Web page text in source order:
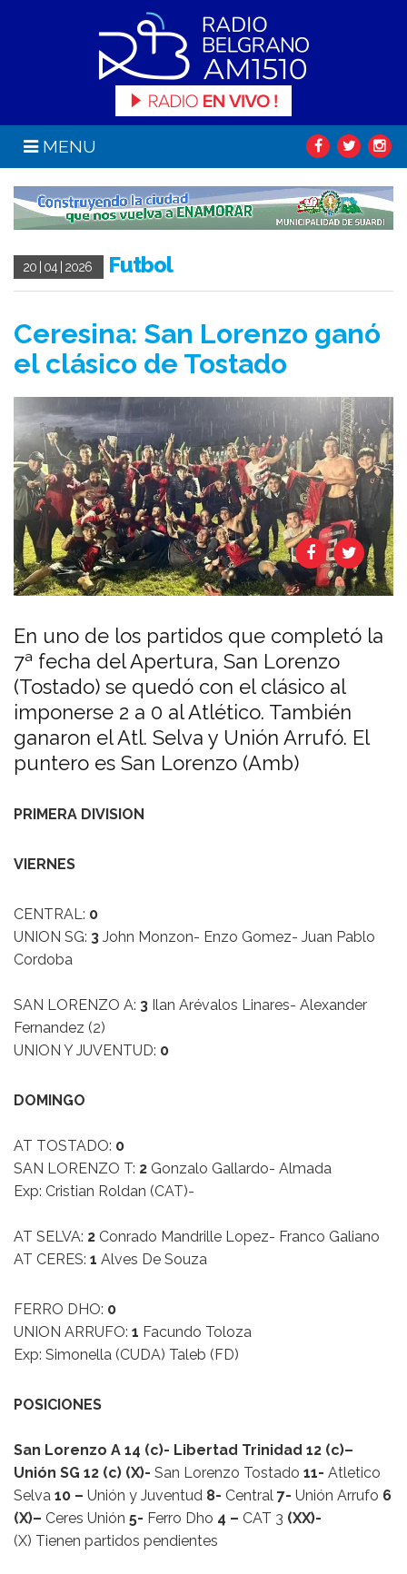
MENU
20 | 04 | 2026 Futbol
Ceresina: San Lorenzo ganó
el clásico de Tostado
En uno de los partidos que completó la
7ª fecha del Apertura, San Lorenzo
(Tostado) se quedó con el clásico al
imponerse 2 a 0 al Atlético. También
ganaron el Atl. Selva y Unión Arrufó. El
puntero es San Lorenzo (Amb)
PRIMERA DIVISION
VIERNES
CENTRAL: 0
UNION SG: 3 John Monzon- Enzo Gomez- Juan Pablo
Cordoba
SAN LORENZO A: 3 Ilan Arévalos Linares- Alexander
Fernandez (2)
UNION Y JUVENTUD: 0
DOMINGO
AT TOSTADO: 0
SAN LORENZO T: 2 Gonzalo Gallardo- Almada
Exp: Cristian Roldan (CAT)-
AT SELVA: 2 Conrado Mandrille Lopez- Franco Galiano
AT CERES: 1 Alves De Souza
FERRO DHO: 0
UNION ARRUFO: 1 Facundo Toloza
Exp: Simonella (CUDA) Taleb (FD)
POSICIONES
San Lorenzo A 14 (c)- Libertad Trinidad 12 (c)–
Unión SG 12 (c) (X)- San Lorenzo Tostado 11- Atletico
Selva 10 – Unión y Juventud 8- Central 7- Unión Arrufo 6
(X)– Ceres Unión 5- Ferro Dho 4 – CAT 3 (XX)-
(X) Tienen partidos pendientes